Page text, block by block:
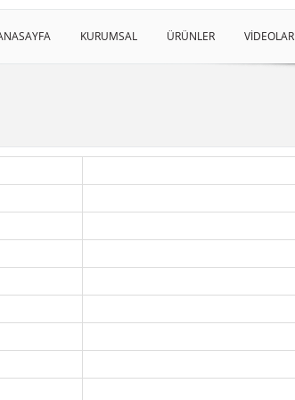
KURUMSAL ÜRÜNLER VİDEOLAR